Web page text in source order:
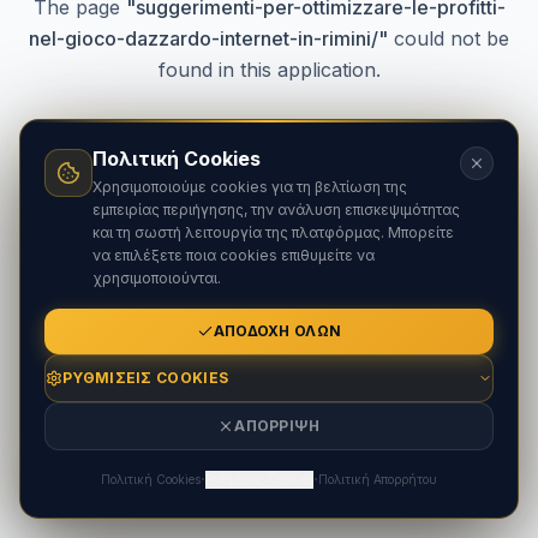
The page "suggerimenti-per-ottimizzare-le-profitti-
nel-gioco-dazzardo-internet-in-rimini/" could not be
found in this application.
Go Home
Πολιτική Cookies
Χρησιμοποιούμε cookies για τη βελτίωση της
εμπειρίας περιήγησης, την ανάλυση επισκεψιμότητας
και τη σωστή λειτουργία της πλατφόρμας. Μπορείτε
να επιλέξετε ποια cookies επιθυμείτε να
χρησιμοποιούνται.
ΑΠΟΔΟΧΉ ΌΛΩΝ
ΡΥΘΜΊΣΕΙΣ COOKIES
ΑΠΌΡΡΙΨΗ
Πολιτική Cookies· ·Πολιτική Απορρήτου